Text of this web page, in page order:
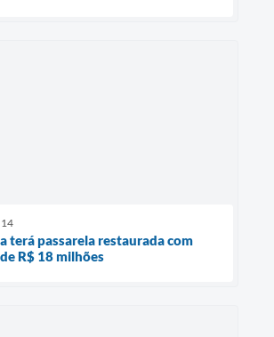
terá passarela restaurada com
R$ 18 milhões